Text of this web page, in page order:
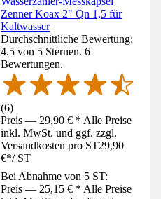
Zenner Koax 2" Qn 1,5 für
Kaltwasser
Durchschnittliche Bewertung:
4.5 von 5 Sternen. 6
Bewertungen.
(6)
Preis — 29,90 € * Alle Preise
inkl. MwSt. und ggf. zzgl.
Versandkosten pro ST29,90
€*/ ST
Bei Abnahme von 5 ST:
Preis — 25,15 € * Alle Preise